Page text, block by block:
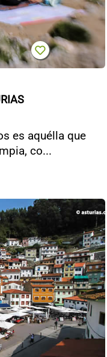
es aquélla que
co...